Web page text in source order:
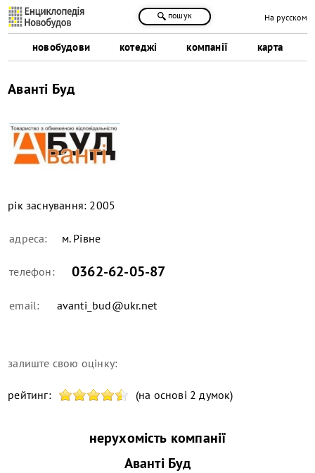
новобудови котеджі компанії карта
пошук На русском
Аванті Буд
рік заснування: 2005
адреса: м. Рівне
телефон: 0362-62-05-87
email: avanti_bud@ukr.net
залиште свою оцінку:
рейтинг: (на основі 2 думок)
нерухомість компанії
Аванті Буд